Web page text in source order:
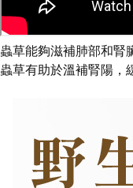
蟲草能夠滋補肺部和腎
蟲草有助於溫補腎陽，